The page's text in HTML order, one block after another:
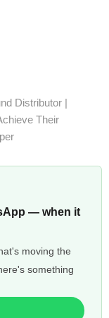
Distributor |
Their
— when it
moving the
something